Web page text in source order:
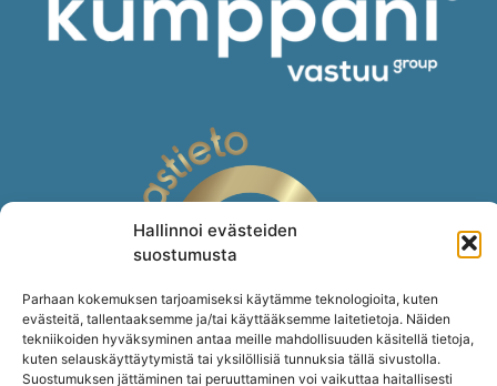
Hallinnoi evästeiden
suostumusta
Parhaan kokemuksen tarjoamiseksi käytämme teknologioita, kuten
evästeitä, tallentaaksemme ja/tai käyttääksemme laitetietoja. Näiden
tekniikoiden hyväksyminen antaa meille mahdollisuuden käsitellä tietoja,
kuten selauskäyttäytymistä tai yksilöllisiä tunnuksia tällä sivustolla.
Suostumuksen jättäminen tai peruuttaminen voi vaikuttaa haitallisesti